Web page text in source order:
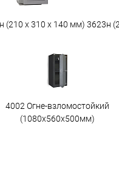
(210 х 310 х 140 мм) 3623н
4002 Огне-взломостойкий
(1080х560х500мм)